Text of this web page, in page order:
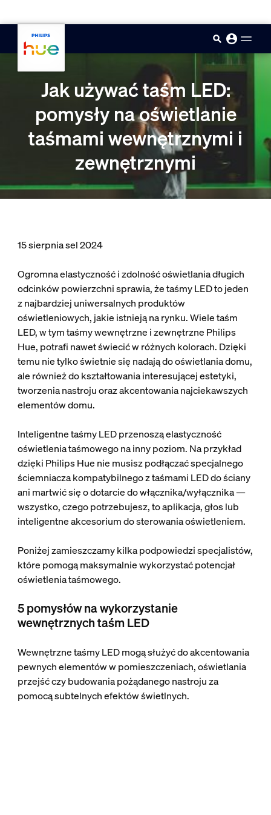
Jak używać taśm LED:
pomysły na oświetlanie
taśmami wewnętrznymi i
zewnętrznymi
15 sierpnia sel 2024
Ogromna elastyczność i zdolność oświetlania długich
odcinków powierzchni sprawia, że taśmy LED to jeden
z najbardziej uniwersalnych produktów
oświetleniowych, jakie istnieją na rynku. Wiele taśm
LED, w tym taśmy wewnętrzne i zewnętrzne Philips
Hue, potrafi nawet świecić w różnych kolorach. Dzięki
temu nie tylko świetnie się nadają do oświetlania domu,
ale również do kształtowania interesującej estetyki,
tworzenia nastroju oraz akcentowania najciekawszych
elementów domu.
Inteligentne taśmy LED przenoszą elastyczność
oświetlenia taśmowego na inny poziom. Na przykład
dzięki Philips Hue nie musisz podłączać specjalnego
ściemniacza kompatybilnego z taśmami LED do ściany
ani martwić się o dotarcie do włącznika/wyłącznika —
wszystko, czego potrzebujesz, to aplikacja, głos lub
inteligentne akcesorium do sterowania oświetleniem.
Poniżej zamieszczamy kilka podpowiedzi specjalistów,
które pomogą maksymalnie wykorzystać potencjał
oświetlenia taśmowego.
5 pomysłów na wykorzystanie
wewnętrznych taśm LED
Wewnętrzne taśmy LED mogą służyć do akcentowania
pewnych elementów w pomieszczeniach, oświetlania
przejść czy budowania pożądanego nastroju za
pomocą subtelnych efektów świetlnych.